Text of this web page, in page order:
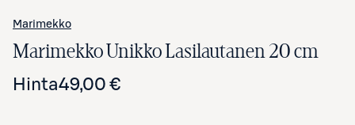
Marimekko
Marimekko Unikko Lasilautanen 20 cm
Hinta49,00 €